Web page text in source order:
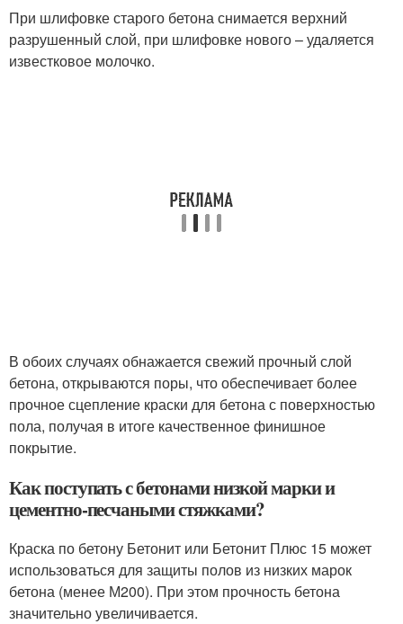
При шлифовке старого бетона снимается верхний
разрушенный слой, при шлифовке нового – удаляется
известковое молочко.
В обоих случаях обнажается свежий прочный слой
бетона, открываются поры, что обеспечивает более
прочное сцепление краски для бетона с поверхностью
пола, получая в итоге качественное финишное
покрытие.
Как поступать с бетонами низкой марки и
цементно-песчаными стяжками?
Краска по бетону Бетонит или Бетонит Плюс 15 может
использоваться для защиты полов из низких марок
бетона (менее М200). При этом прочность бетона
значительно увеличивается.